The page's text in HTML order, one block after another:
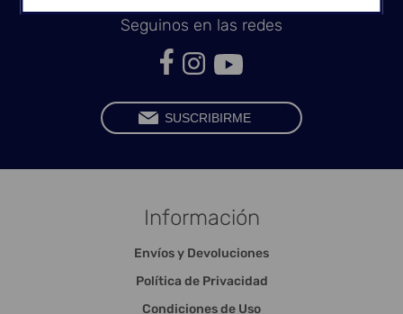
Seguinos en las redes
Información
Envíos y Devoluciones
Política de Privacidad
Condiciones de Uso